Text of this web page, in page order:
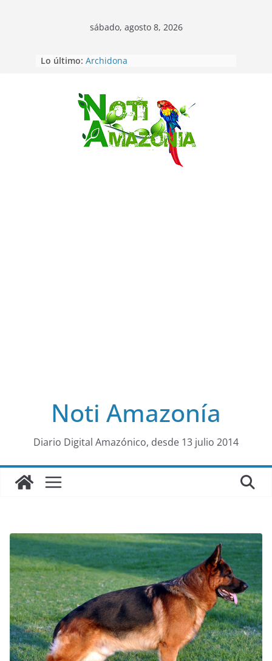
Saltar
al
sábado, agosto 8, 2026
Lo último: Napo: presunto sicariato en cantón
desaparecidos fueron encontrados
muertos en Puerto lopez
Sentencian a 34 años de prisión a
implicados en caso de Alison,
oriunda de Tena
Vozinha, el arquero sensación de
cabo Verde, ya llegó para
Noti Amazonía
Diario Digital Amazónico, desde 13 julio 2014